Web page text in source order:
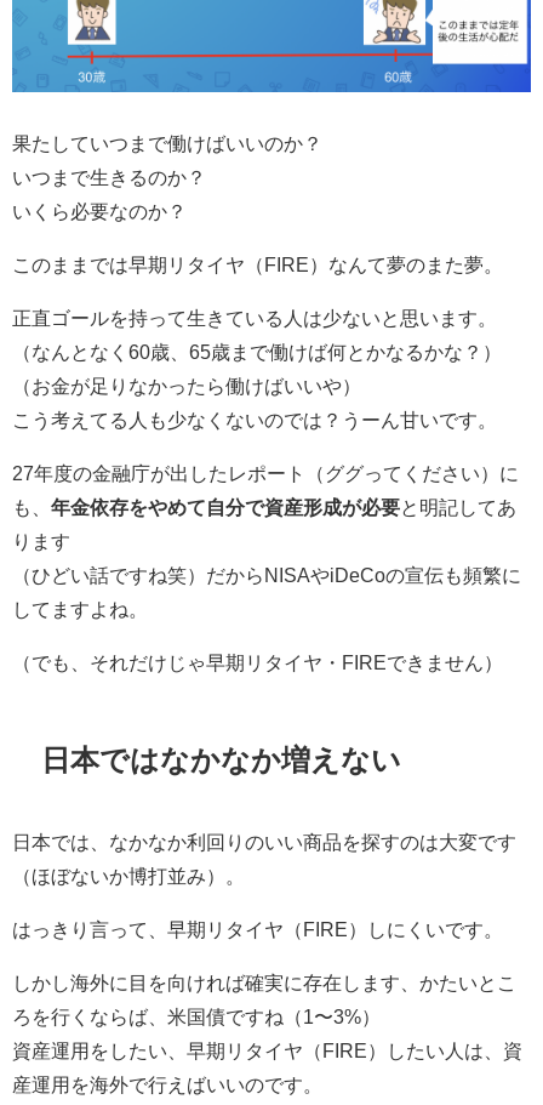
果たしていつまで働けばいいのか？
いつまで生きるのか？
いくら必要なのか？
このままでは早期リタイヤ（FIRE）なんて夢のまた夢。
正直ゴールを持って生きている人は少ないと思います。
（なんとなく60歳、65歳まで働けば何とかなるかな？）
（お金が足りなかったら働けばいいや）
こう考えてる人も少なくないのでは？うーん甘いです。
27年度の金融庁が出したレポート（ググってください）に
も、 年金依存をやめて自分で資産形成が必要と明記してあ
ります
（ひどい話ですね笑）だからNISAやiDeCoの宣伝も頻繁に
してますよね。
（でも、それだけじゃ早期リタイヤ・FIREできません）
日本ではなかなか増えない
日本では、なかなか利回りのいい商品を探すのは大変です
（ほぼないか博打並み）。
はっきり言って、早期リタイヤ（FIRE）しにくいです。
しかし海外に目を向ければ確実に存在します、かたいとこ
ろを行くならば、米国債ですね（1〜3%）
資産運用をしたい、早期リタイヤ（FIRE）したい人は、資
産運用を海外で行えばいいのです。